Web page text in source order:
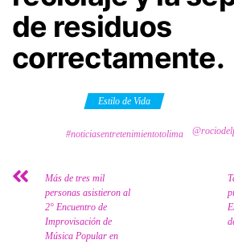
de residuos
correctamente.
Estilo de Vida
#noticiasentretenimientotolima
Más de tres mil
personas asistieron al
2° Encuentro de
Improvisación de
Música Popular en